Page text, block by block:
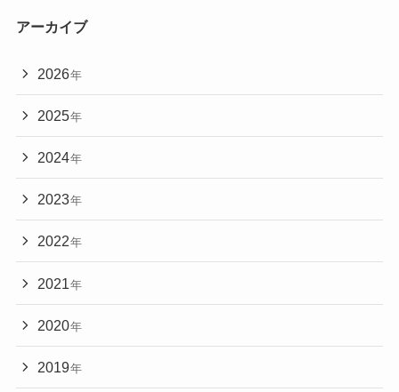
アーカイブ
2026年
2025年
2024年
2023年
2022年
2021 年
2020年
2019年